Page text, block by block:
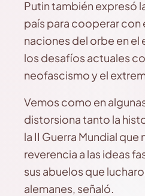
Putin también expresó
país para cooperar con
naciones del orbe en el
los desafíos actuales
neofascismo y el
Vemos como en
distorsiona tanto la
la II Guerra Mundial que
reverencia a las ideas
sus abuelos que
alemanes, señaló.